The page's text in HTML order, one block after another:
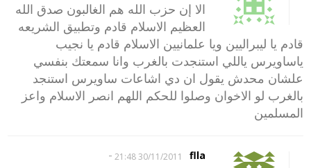
الا إن حزب الله هم الغالبون صدق الله
العظيم الاسلام قادم وتطبيق الشريعه
قادم يا ليبراليين ويا علمانيين الاسلام قادم يا نجيب
ياساويرس ياللي استنجدت بالغرب وانا سمعتك بنفسي
علشان محدش يقول ان دي اشاعات ساويرس استنجد
بالغرب لو الاخوان وصلوا للحكم اللهم انصر الاسلام واعز
المسلمين
flla
30/11/2011 21:48
-